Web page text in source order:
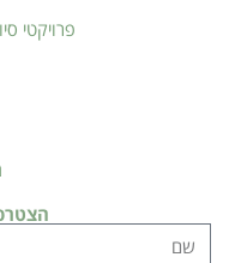
פרויקטי